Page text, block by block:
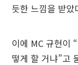
듯한 느낌을 받
이에 MC 규현이
떻게 할 거냐”고